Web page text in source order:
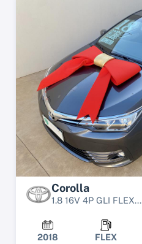
Corolla
1.8 16V 4P GLI FLEX...
2018 FLEX